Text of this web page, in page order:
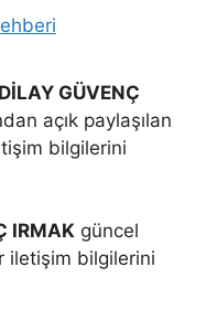
DİLAY GÜVENÇ
açık paylaşılan
bilgilerini
IRMAK güncel
iletişim bilgilerini